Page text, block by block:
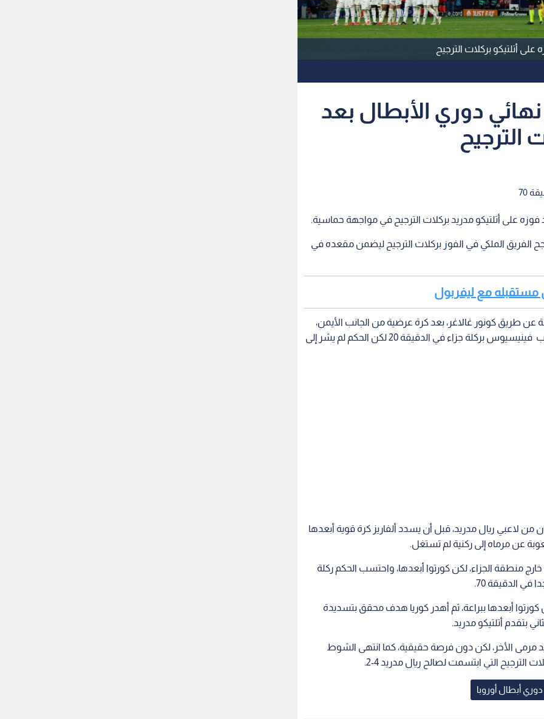
أتلتيكو بركلات الترجيح
دوري الأبطال بعد
الترجيح
70
فوزه على أتلتيكو مدريد بركلات الترجيح في مواجهة حماسية.
الفريق الملكي في الفوز بركلات الترجيح ليضمن مقعده في
مستقبله مع ليفربول
طريق كونور غالاغر، بعد كرة عرضية من الجانب الأيمن،
حولها غالاغر في شباك الحارس كورتوا، ثم طالب طالب فينيسيوس بركلة جزاء في الدقيقة 20 لكن الحكم لم يشر إلى
لاعبي ريال مدريد، قبل أن يسدد ألفاريز كرة قوية أبعدها
عن مرماه إلى ركنية لم تستغل.
منطقة الجزاء، لكن كورتوا أبعدها، واحتسب الحكم ركلة
الدقيقة 70.
لكن كورتوا أبعدها ببراعة، ثم أهدر كوريا هدف محقق بتسديدة
مرمى الأخر، لكن دون فرصة حقيقية، كما انتهى الشوط
الترجيح التي ابتسمت لصالح ريال مدريد 4-2.
دوري أبطال أوروبا